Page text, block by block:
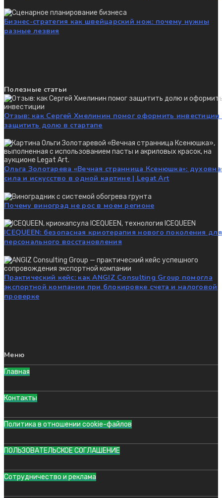
Бизнес-стратегия как швейцарский нож: почему нужны
разные лезвия
Полезные статьи
Отзыв: как Сергей Хмелинин помог оформить инвестиции
защитить долю в стартапе
Ольга Золотарева «Вечная странница Ксенюшка»:
сила и искусство в одной картине | Legat Art
Почему виноград не рос в моем регионе
ICEQUEEN: безопасная криотерапия нового поколения для
персонального восстановления
Практический кейс: как ANGIZ Consulting Group помогла
экспортной компании при блокировке счета и налоговой
проверке
Меню
Главная
Контакты
Политика в отношении cookie-файлов
ПОЛЬЗОВАТЕЛЬСКОЕ СОГЛАШЕНИЕ
Сотрудничество и реклама